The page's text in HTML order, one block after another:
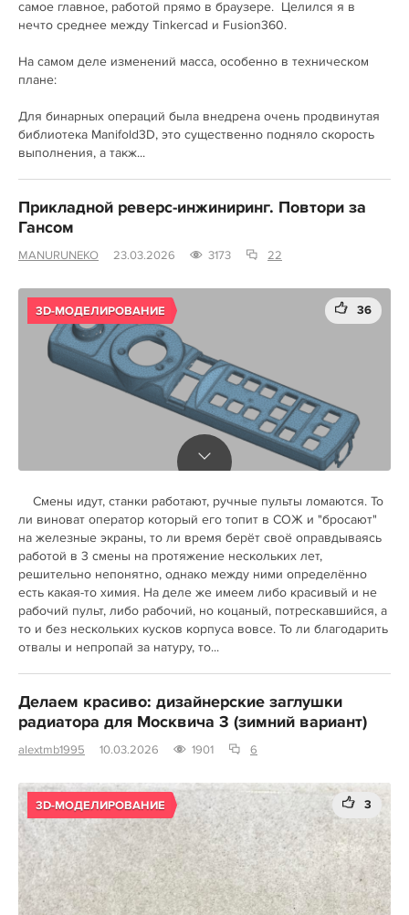
самое главное, работой прямо в браузере. Целился я в
нечто среднее между Tinkercad и Fusion360.
На самом деле изменений масса, особенно в техническом
плане:
Для бинарных операций была внедрена очень продвинутая
библиотека Manifold3D, это существенно подняло скорость
выполнения, а такж...
Прикладной реверс-инжиниринг. Повтори за
Гансом
MANURUNEKO 23.03.2026 3173 22
3D-МОДЕЛИРОВАНИЕ 36
Смены идут, станки работают, ручные пульты ломаются. То
ли виноват оператор который его топит в СОЖ и "бросают"
на железные экраны, то ли время берёт своё оправдываясь
работой в 3 смены на протяжение нескольких лет,
решительно непонятно, однако между ними определённо
есть какая-то химия. На деле же имеем либо красивый и не
рабочий пульт, либо рабочий, но коцаный, потрескавшийся, а
то и без нескольких кусков корпуса вовсе. То ли благодарить
отвалы и непропай за натуру, то...
Делаем красиво: дизайнерские заглушки
радиатора для Москвича 3 (зимний вариант)
alextmb1995 10.03.2026 1901 6
3D-МОДЕЛИРОВАНИЕ 3